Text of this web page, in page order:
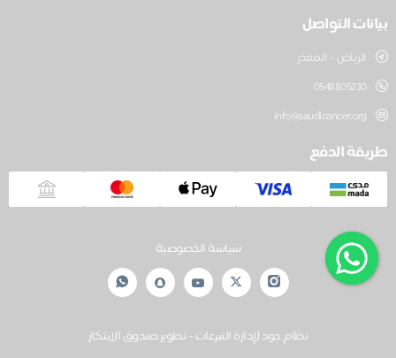
بيانات التواصل
الرياض - المعذر
0548805230
info@saudicancer.org
طريقة الدفع
سياسة الخصوصية
نظام جود لإدارة التبرعات - تطوير صندوق الابتكار